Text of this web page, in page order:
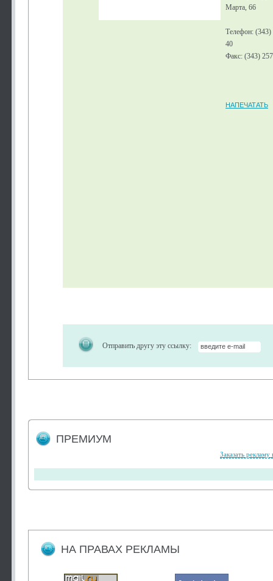
Марта, 66
Телефон: (343)
40
Факс: (343)
НАПЕЧАТАТЬ
Отправить другу эту ссылку:
ПРЕМИУМ
Заказать рекламу
НА ПРАВАХ РЕКЛАМЫ